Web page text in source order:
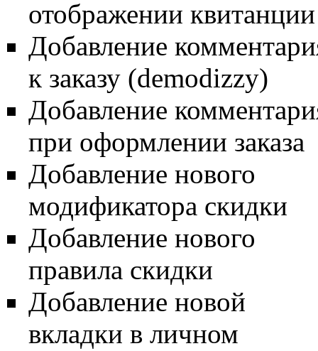
отображении квитанции
Добавление
к заказу (demodizzy)
Добавление
при оформлении заказа
Добавление нового
модификатора скидки
Добавление нового
правила скидки
Добавление новой
вкладки в личном